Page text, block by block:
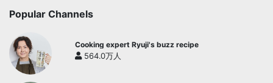
Popular Channels
Cooking expert Ryuji's buzz recipe
564.0万人